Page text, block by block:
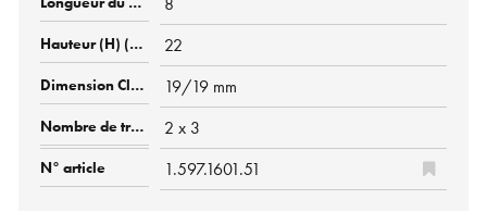
22
19/19 mm
2 x 3
1.597.1601.51